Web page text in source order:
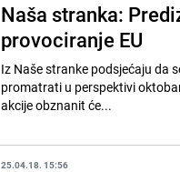
Naša stranka:
provociranje EU
Iz Naše stranke podsjećaju da
promatrati u perspektivi
akcije obznanit će...
25.04.18. 15:56